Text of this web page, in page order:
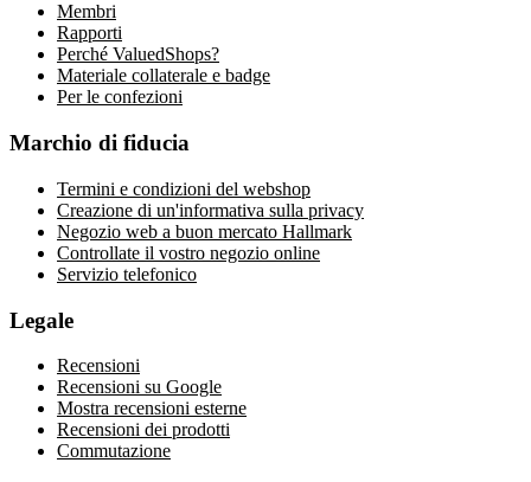
Membri
Rapporti
Perché ValuedShops?
Materiale collaterale e badge
Per le confezioni
Marchio di fiducia
Termini e condizioni del webshop
Creazione di un'informativa sulla privacy
Negozio web a buon mercato Hallmark
Controllate il vostro negozio online
Servizio telefonico
Legale
Recensioni
Recensioni su Google
Mostra recensioni esterne
Recensioni dei prodotti
Commutazione